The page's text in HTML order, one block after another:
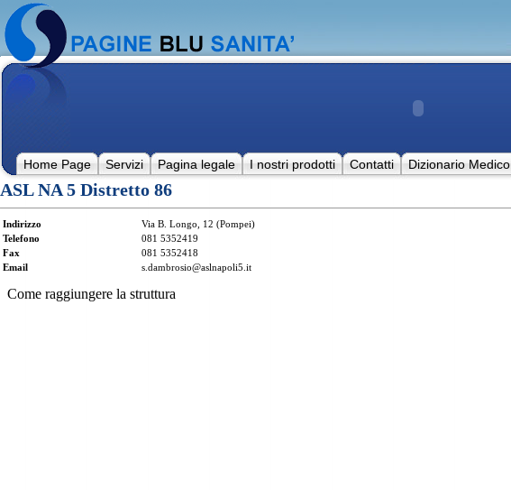
Home Page Servizi Pagina legale I nostri prodotti Contatti Dizionario Medico
ASL NA 5 Distretto 86
Indirizzo
Via B. Longo, 12 (Pompei)
Telefono
081 5352419
Fax
081 5352418
Email
s.dambrosio@aslnapoli5.it